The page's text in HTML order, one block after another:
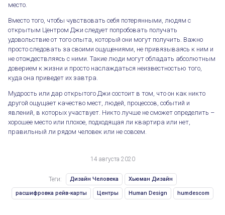
Неопределенный Джи Центр. Часть 2
место.
Вместо того, чтобы чувствовать себя потерянными, людям с
открытым Центром Джи следует попробовать получать
удовольствие от того опыта, который они могут получить. Важно
просто следовать за своими ощущениями, не привязываясь к ним и
не отождествляясь с ними. Такие люди могут обладать абсолютным
доверием к жизни и просто наслаждаться неизвестностью того,
куда она приведет их завтра.
Мудрость или дар открытого Джи состоит в том, что он как никто
другой ощущает качество мест, людей, процессов, событий и
явлений, в которых участвует. Никто лучше не сможет определить –
хорошее место или плохое, подходящая ли квартира или нет,
правильный ли рядом человек или не совсем.
14 августа 2020
Теги: Дизайн Человека Хьюман Дизайн
расшифровка рейв-карты Центры Human Design humdescom